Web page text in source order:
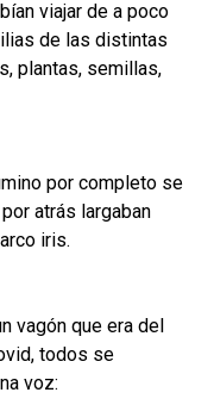
viajar de a poco
de las distintas
plantas, semillas,
por completo se
atrás largaban
iris.
vagón que era del
todos se
voz: